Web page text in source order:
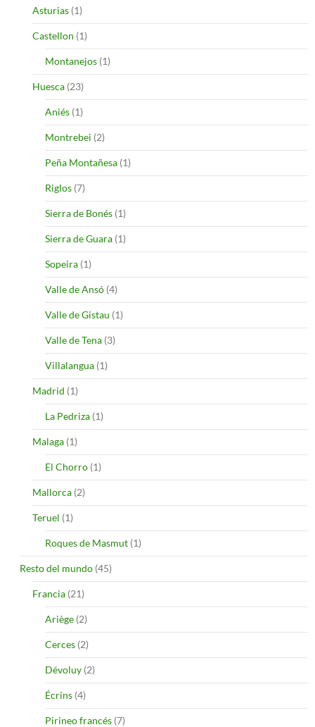
Asturias (1)
Castellon (1)
Montanejos (1)
Huesca (23)
Aniés (1)
Montrebei (2)
Peña Montañesa (1)
Riglos (7)
Sierra de Bonés (1)
Sierra de Guara (1)
Sopeira (1)
Valle de Ansó (4)
Valle de Gistau (1)
Valle de Tena (3)
Villalangua (1)
Madrid (1)
La Pedriza (1)
Malaga (1)
El Chorro (1)
Mallorca (2)
Teruel (1)
Roques de Masmut (1)
Resto del mundo (45)
Francia (21)
Ariège (2)
Cerces (2)
Dévoluy (2)
Écrins (4)
Pirineo francés (7)